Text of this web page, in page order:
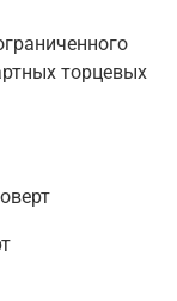
торцевых